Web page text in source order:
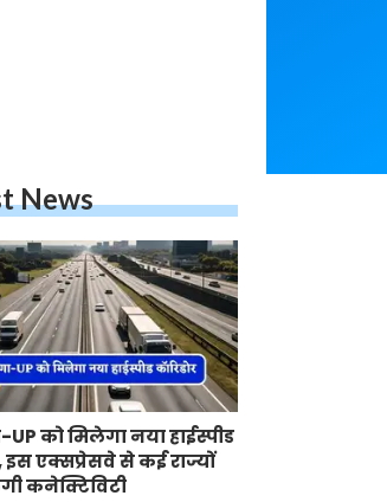
News
UP को मिलेगा नया हाईस्पीड
इस एक्सप्रेसवे से कई राज्यों
कनेक्टिविटी